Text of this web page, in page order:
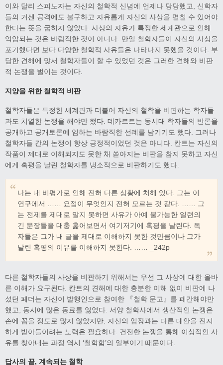
이와 달리 스피노자는 자신의 철학적 신념에 언제나 당당했고, 신학자
들의 거센 공격에도 불구하고 자유롭게 자신의 사상을 펼칠 수 있어야
한다는 뜻을 굽히지 않았다. 사상의 자유가 특정한 세계관으로 인해
억압되는 것은 바람직한 것이 아니다. 만일 철학자들이 자신의 사상을
포기했다면 보다 다양한 철학적 사유들은 나타나지 못했을 것이다. 부
당한 견해에 맞서 철학자들이 할 수 있었던 것은 그러한 견해와 비판
적 논쟁을 벌이는 것이다.
지양을 위한 철학적 비판
철학자들은 특정한 세계관과 더불어 자신의 철학을 비판하는 학자들
과도 치열한 논쟁을 해야만 했다. 데카르트는 동시대 학자들의 반론을
공개하고 공개토론에 임하는 바람직한 선례를 남기기도 했다. 그러나
철학자들 간의 논쟁이 항상 긍정적이었던 것은 아니다. 칸트는 자신의
작품이 제대로 이해되지도 못한 채 쏟아지는 비판을 참지 못하고 자신
에게 혹평을 날린 철학자를 냉소적으로 비판하기도 했다.
나는 내 비평가로 인해 전혀 다른 상황에 처해 있다. 그는 이
연구에서 …… 요점이 무엇인지 전혀 모르는 것 같다. …… 그
는 전제를 제대로 알지 못하면 사유가 아예 불가능한 일련의
긴 문장들을 대충 훑어보면서 여기저기에 혹평을 날린다. 독
자들은 그가 내 글을 제대로 이해하지 못한 것만큼이나 그가
날린 혹평의 이유를 이해하지 못한다. …… _242p
다른 철학자들의 사상을 비판하기 위해서는 우선 그 사상에 대한 올바
른 이해가 요구된다. 칸트의 견해에 대한 충분한 이해 없이 비판에 나
섰던 페더는 자신이 발행인으로 참여한 『철학 문고』를 폐간해야만
했고, 동시에 많은 동료를 잃었다. 서양 철학사에서 생산적인 논쟁은
손에 꼽을 정도로 많지 않았지만, 자신의 입장과는 다른 대안을 진지
하게 받아들이려는 노력은 필요하다. 건전한 논쟁을 통해 이상적인 사
유를 찾아내는 과정 역시 ‘철학함’의 일부이기 때문이다.
답사의 끝, 계속되는 철학